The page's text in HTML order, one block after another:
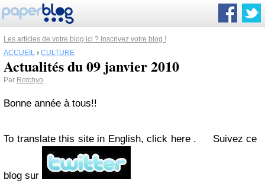
Les articles de votre blog ici ? Inscrivez votre blog !
ACCUEIL › CULTURE
Actualités du 09 janvier 2010
Par Rotchyo
Bonne année à tous!!
To translate this site in English, click here . Suivez ce
blog sur